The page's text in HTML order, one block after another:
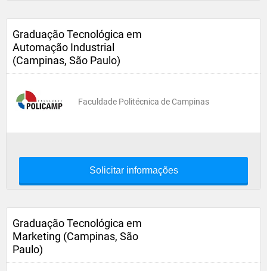
Graduação Tecnológica em
Automação Industrial
(Campinas, São Paulo)
Faculdade Politécnica de Campinas
Solicitar informações
Graduação Tecnológica em
Marketing (Campinas, São
Paulo)